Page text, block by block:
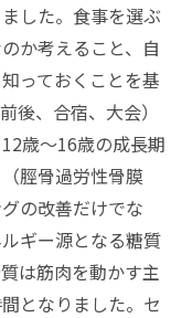
した。食事を選ぶ
か考えること、自
っておくことを基
後、合宿、大会）
12歳～16歳の成長期
脛骨過労性骨膜
の改善だけでな
ギー源となる糖質
は筋肉を動かす主
となりました。セ